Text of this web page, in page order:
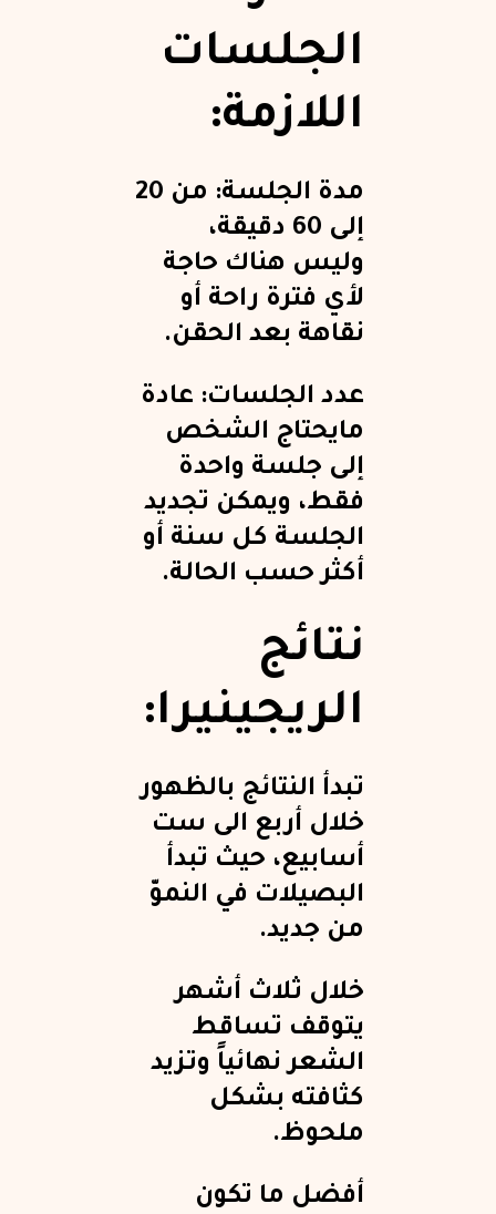
الجلسات
اللازمة:
مدة الجلسة: من 20
إلى 60 دقيقة،
وليس هناك حاجة
لأي فترة راحة أو
نقاهة بعد الحقن.
عدد الجلسات: عادة
مايحتاج الشخص
إلى جلسة واحدة
فقط، ويمكن تجديد
الجلسة كل سنة أو
أكثر حسب الحالة.
نتائج
الريجينيرا:
تبدأ النتائج بالظهور
خلال أربع الى ست
أسابيع، حيث تبدأ
البصيلات في النموّ
من جديد.
خلال ثلاث أشهر
يتوقف تساقط
الشعر نهائياً وتزيد
كثافته بشكل
ملحوظ.
أفضل ما تكون